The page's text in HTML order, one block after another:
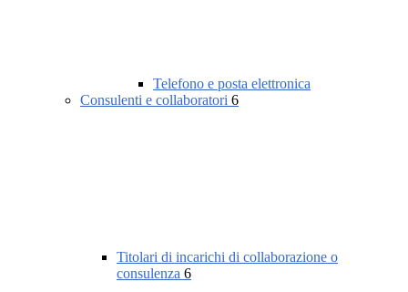
Telefono e posta elettronica
Consulenti e collaboratori 6
Titolari di incarichi di collaborazione o
consulenza 6